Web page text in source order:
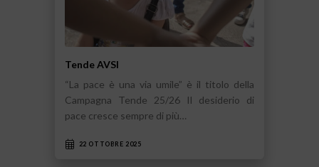
Tende AVSI
“La pace è una via umile” è il titolo della
Campagna Tende 25/26 Il desiderio di
pace cresce sempre di più…
22 OTTOBRE 2025